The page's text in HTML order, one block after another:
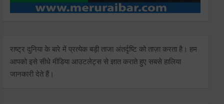
राष्ट्र दुनिया के बारे में प्रत्येक बड़ी ताजा अंतर्दृष्टि को ताज़ा करता है। हम
आपको इसे सीधे मीडिया आउटलेट्स से ज्ञात कराते हुए सबसे हालिया
जानकारी देते हैं।